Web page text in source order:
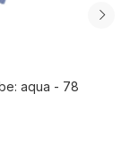
aqua - 78